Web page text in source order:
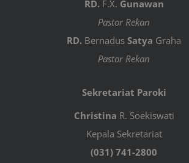
RD.F.X. Gunawan
Pastor Rekan
RD. BernadusSatya Graha
Pastor Rekan
Sekretariat Paroki
Christina R. Soekiswati
Kepala Sekretariat
(031) 741-2800